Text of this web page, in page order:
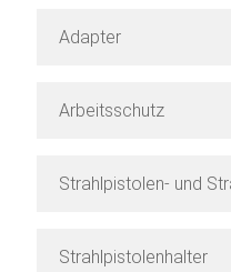
Adapter
Arbeitsschutz
Strahlpistolen- und
Strahlpistolenhalter